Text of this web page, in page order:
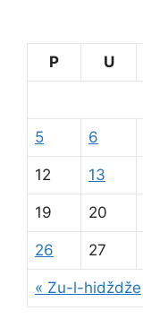
P
U
« Zu-l-hidždže
5 6
12 13
19 20
26 27